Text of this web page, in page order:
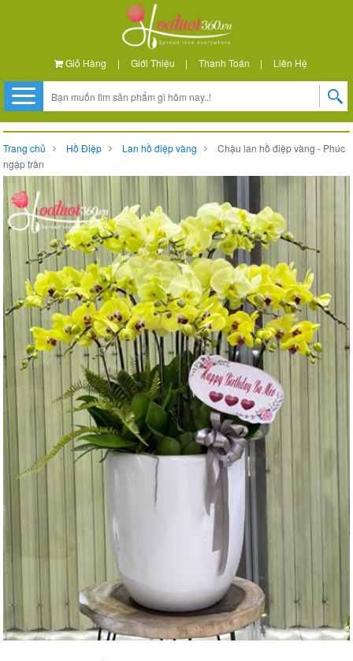
Giỏ Hàng | Giới Thiệu | Thanh Toán | Liên Hệ
Trang chủ Hồ Điệp Lan hồ điệp vàng
Chậu lan hồ điệp vàng - Phúc
ngập tràn